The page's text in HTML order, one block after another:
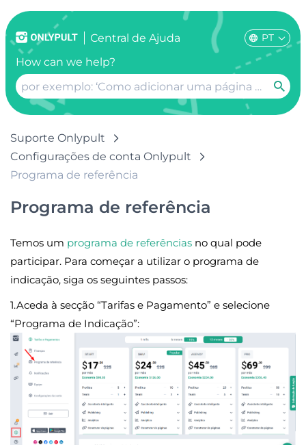
Сentral de Ajuda PT
How can we help?
Suporte Onlypult
Configurações de conta Onlypult
Programa de referência
Programa de referência
Temos um programa de referências no qual pode
participar. Para começar a utilizar o programa de
indicação, siga os seguintes passos:
1.Aceda à secção “Tarifas e Pagamento” e selecione
“Programa de Indicação”: